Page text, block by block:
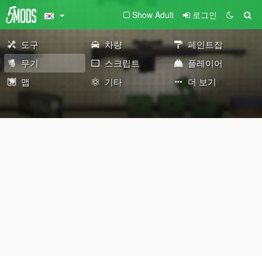
Show Adult 로그인
도구 차량
페인트잡
무기
스크립트
플레이어
맵
기타 더 보기